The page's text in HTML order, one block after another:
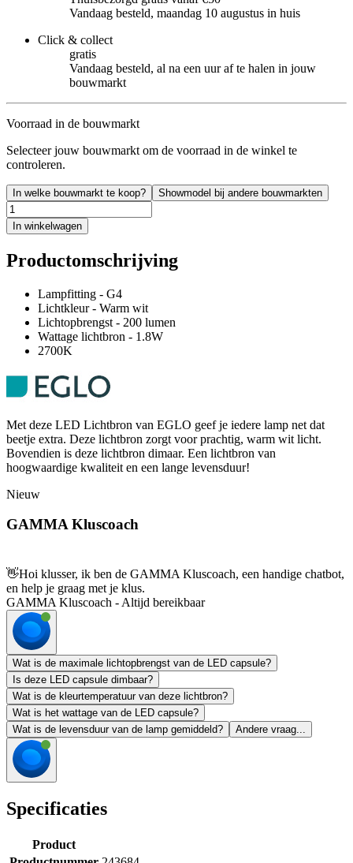
Vandaag besteld, maandag 10 augustus in huis
Click & collect
gratis
Vandaag besteld, al na een uur af te halen in jouw
bouwmarkt
Voorraad in de bouwmarkt
Selecteer jouw bouwmarkt om de voorraad in de winkel te
controleren.
In welke bouwmarkt te koop? Showmodel bij andere bouwmarkten
In winkelwagen
Productomschrijving
Lampfitting - G4
Lichtkleur - Warm wit
Lichtopbrengst - 200 lumen
Wattage lichtbron - 1.8W
2700K
Met deze LED Lichtbron van EGLO geef je iedere lamp net dat
beetje extra. Deze lichtbron zorgt voor prachtig, warm wit licht.
Bovendien is deze lichtbron dimaar. Een lichtbron van
hoogwaardige kwaliteit en een lange levensduur!
Nieuw
GAMMA Kluscoach
👋Hoi klusser, ik ben de GAMMA Kluscoach, een handige chatbot,
en help je graag met je klus.
GAMMA Kluscoach - Altijd bereikbaar
Wat is de maximale lichtopbrengst van de LED capsule?
Is deze LED capsule dimbaar?
Wat is de kleurtemperatuur van deze lichtbron?
Wat is het wattage van de LED capsule?
Wat is de levensduur van de lamp gemiddeld?
Andere vraag...
Specificaties
Product